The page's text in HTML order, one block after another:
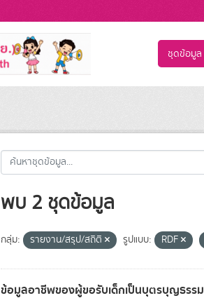
ชุดข้อมูล
พบ 2 ชุดข้อมูล
กลุ่ม: รายงาน/สรุป/สถิติ รูปแบบ: RDF
ข้อมูลอาชีพของผู้ขอรับเด็กเป็นบุตรบุญธรรม